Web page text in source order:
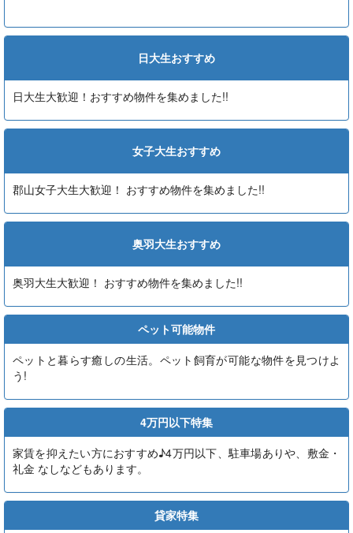
日大生おすすめ
日大生大歓迎！おすすめ物件を集めました!!
女子大生おすすめ
郡山女子大生大歓迎！ おすすめ物件を集めました!!
奥羽大生おすすめ
奥羽大生大歓迎！ おすすめ物件を集めました!!
ペット可能物件
ペットと暮らす癒しの生活。ペット飼育が可能な物件を見つけよ
う!
4万円以下特集
家賃を抑えたい方におすすめ♪4万円以下、駐車場ありや、敷金・
礼金 なしなどもあります。
貸家特集